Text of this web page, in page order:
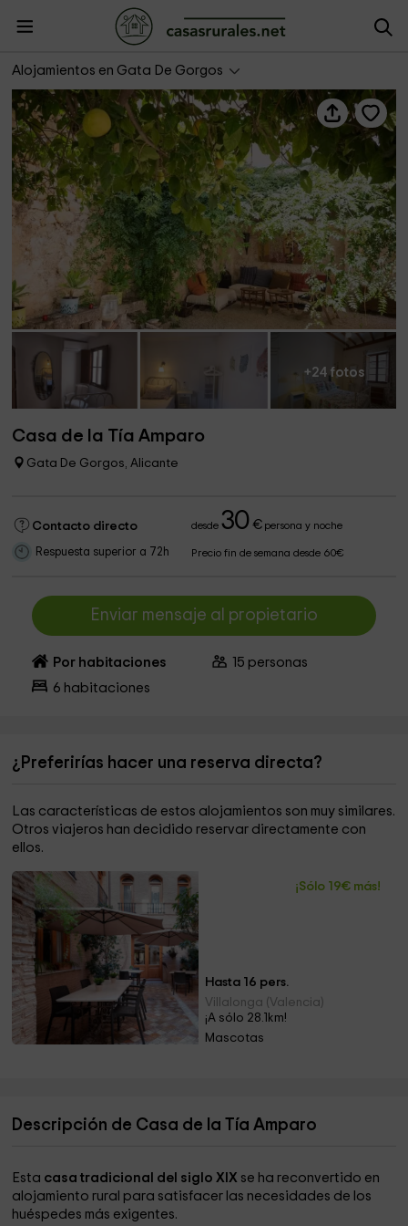
Alojamientos en Gata De Gorgos
Casa de la Tía Amparo
+24 fotos
Casa de la Tía Amparo
Gata De Gorgos, Alicante
Contacto directo desde30 €persona y noche
Respuesta superior a 72h Precio fin de semana desde 60€
Enviar mensaje al propietario
Por habitaciones 15 personas
6 habitaciones
¿Preferirías hacer una reserva directa?
Las características de estos alojamientos son muy similares.
Otros viajeros han decidido reservar directamente con
ellos.
¡Sólo 19€ más!
Hasta 16 pers.
Villalonga (Valencia)
¡A sólo 28.1km!
Mascotas
Descripción de Casa de la Tía Amparo
Esta casa tradicional del siglo XIX se ha reconvertido en
alojamiento rural para satisfacer las necesidades de los
huéspedes más exigentes.